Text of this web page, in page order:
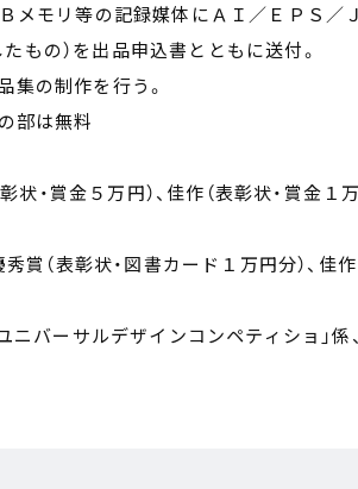
メモリ等の記録媒体にＡＩ／ＥＰＳ／
もの）を出品申込書とともに送付。
集の制作を行う。
部は無料
・賞金５万円）、佳作（表彰状・賞金１
賞（表彰状・図書カード１万円分）、佳作
バーサルデザインコンペティショ」係